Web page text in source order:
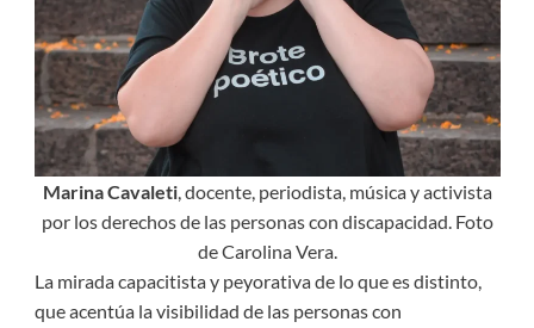
Marina Cavaleti, docente, periodista, música y activista
por los derechos de las personas con discapacidad. Foto
de Carolina Vera.
La mirada capacitista y peyorativa de lo que es distinto,
que acentúa la visibilidad de las personas con